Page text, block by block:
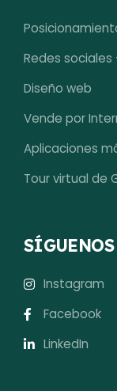
Redes
Diseño web
Vende por
Aplicaciones
Tour virtual de
SÍGUENOS
Instagram
Facebook
LinkedIn